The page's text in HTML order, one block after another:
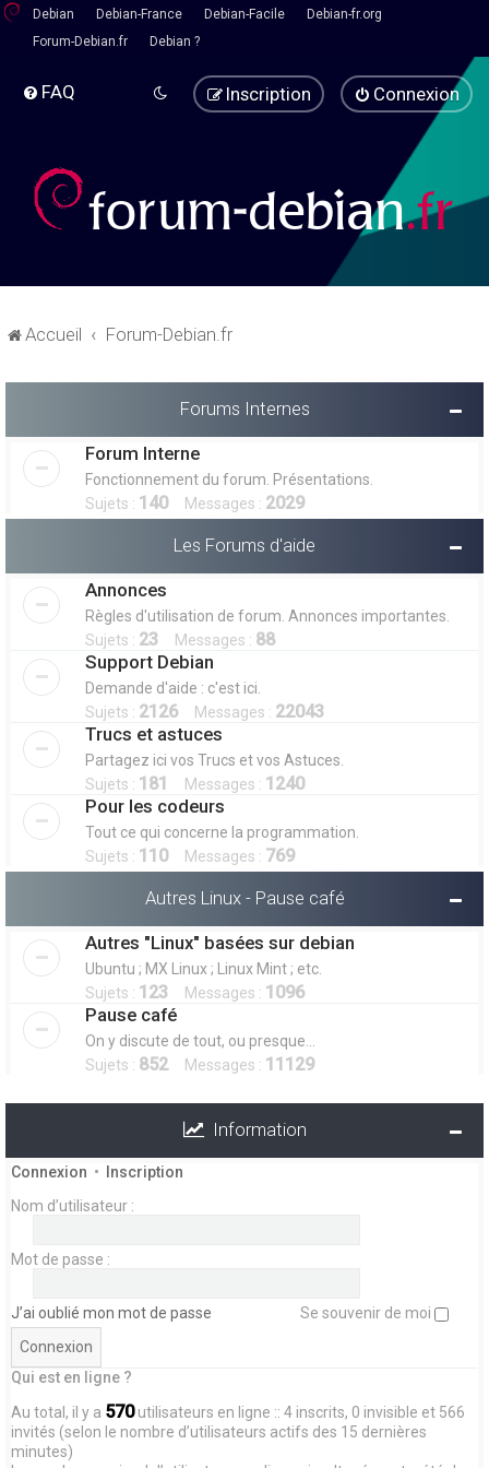
Debian Debian-France Debian-Facile
Debian-fr.org
Forum-Debian.fr
Debian ?
FAQ Connexion
Inscription
Accueil Forum-Debian.fr
Forums Internes
Forum Interne
Fonctionnement du forum. Présentations.
Sujets : 140Messages : 2029
Les Forums d'aide
Annonces
Règles d'utilisation de forum. Annonces importantes.
Sujets : 23 Messages : 88
Support Debian
Demande d'aide : c'est ici.
Sujets : 2126Messages : 22043
Trucs et astuces
Partagez ici vos Trucs et vos Astuces.
Sujets : 181 Messages : 1240
Pour les codeurs
Tout ce qui concerne la programmation.
Sujets : 110Messages : 769
Autres Linux - Pause café
Autres "Linux" basées sur debian
Ubuntu ; MX Linux ; Linux Mint ; etc.
Sujets : 123 Messages : 1096
Pause café
On y discute de tout, ou presque...
Sujets : 852Messages : 11129
Information
Connexion •
Inscription
Nom d’utilisateur :
Mot de passe :
J’ai oublié mon mot de passe Se souvenir de moi
Qui est en ligne ?
Au total, il y a 570utilisateurs en ligne :: 4 inscrits, 0 invisible et 566
invités (selon le nombre d’utilisateurs actifs des 15 dernières
minutes)